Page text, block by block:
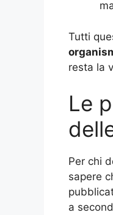
Tutti
resta la
Le
Per chi
sapere
a